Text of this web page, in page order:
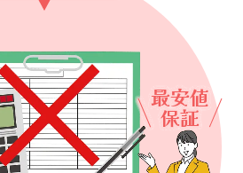
最安値
保証